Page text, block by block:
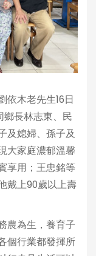
依木老先生16日
鄉長林志東、民
及媳婦、孫子及
大家庭濃郁溫馨
享用；王忠銘等
戴上90歲以上壽
農為生，養育子
個行業都發揮所